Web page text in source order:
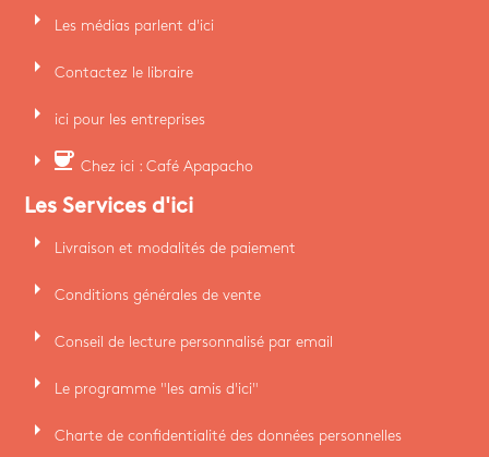
arrow_right Les médias parlent d'ici
arrow_right Contactez le libraire
arrow_right ici pour les entreprises
arrow_right coffee Chez ici : Café Apapacho
Les Services d'ici
arrow_right Livraison et modalités de paiement
arrow_right Conditions générales de vente
arrow_right Conseil de lecture personnalisé par email
arrow_right Le programme "les amis d'ici"
arrow_right Charte de confidentialité des données personnelles